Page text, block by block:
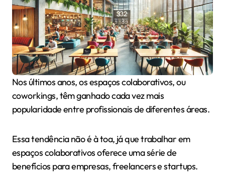
Nos últimos anos, os espaços colaborativos, ou
coworkings, têm ganhado cada vez mais
popularidade entre profissionais de diferentes áreas.
Essa tendência não é à toa, já que trabalhar em
espaços colaborativos oferece uma série de
benefícios para empresas, freelancers e startups.